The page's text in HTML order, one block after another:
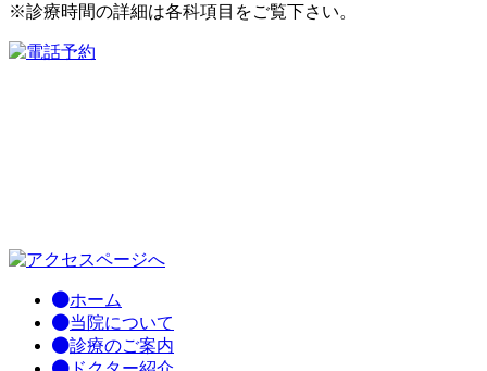
※診療時間の詳細は各科項目をご覧下さい。
ホーム
当院について
診療のご案内